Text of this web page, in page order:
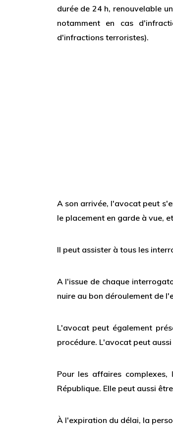
durée de 24 h, renouvelable
notamment en cas
d'infractions terroristes).
A son arrivée, l'avocat peut
le placement en garde à vue,
Il peut assister à tous les
A l'issue de chaque
nuire au bon déroulement de
L'avocat peut également
procédure. L'avocat peut
Pour les affaires
République. Elle peut aussi
À l'expiration du délai, la